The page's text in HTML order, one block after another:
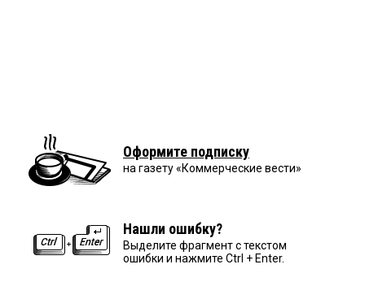
Оформите подписку
на газету «Коммерческие вести»
Нашли ошибку?
Выделите фрагмент с текстом
ошибки и нажмите Ctrl + Enter.